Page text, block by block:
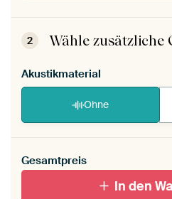
Dein ArtFrame ist im
aufgebaut.
2 Wähle zusätzliche
Akustikmaterial
Ohne
Gesamtpreis
In den